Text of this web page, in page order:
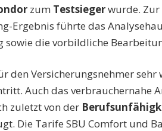
zum Testsiegerwurde. Zur
Ergebnis führte das
die vorbildliche
den Versicherungsnehmer sehr
Auch das verbrauchernahe
zuletzt von der
Die Tarife SBU Comfort und